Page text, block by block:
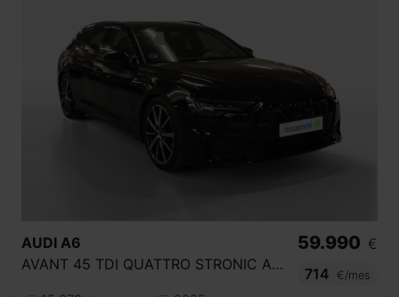
AUDI A6
AVANT 45 TDI QUATTRO STRONIC ADVANCED
59.990 €
714
€/mes